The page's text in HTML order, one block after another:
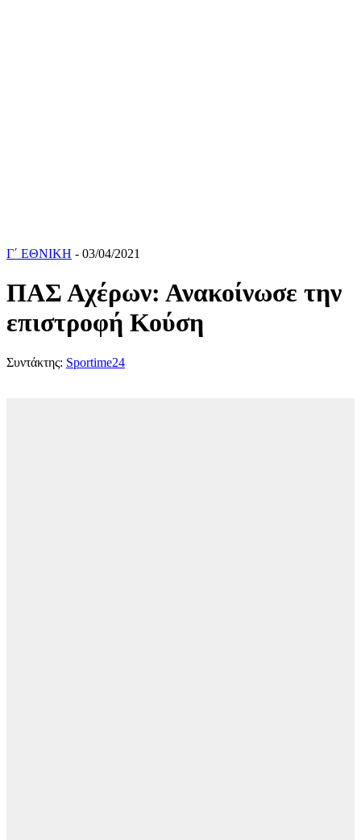
Γ΄ ΕΘΝΙΚΗ - 03/04/2021
ΠΑΣ Αχέρων: Ανακοίνωσε την
επιστροφή Κούση
Συντάκτης: Sportime24